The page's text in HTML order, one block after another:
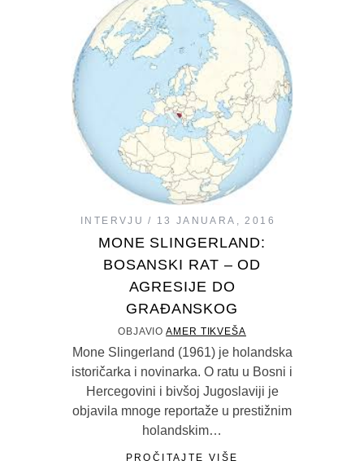
INTERVJU 13 JANUARA, 2016
MONE SLINGERLAND:
BOSANSKI RAT – OD
AGRESIJE DO
GRAĐANSKOG
OBJAVIOAMER TIKVEŠA
Mone Slingerland (1961) je holandska
istoričarka i novinarka. O ratu u Bosni i
Hercegovini i bivšoj Jugoslaviji je
objavila mnoge reportaže u prestižnim
holandskim…
PROČITAJTE VIŠE